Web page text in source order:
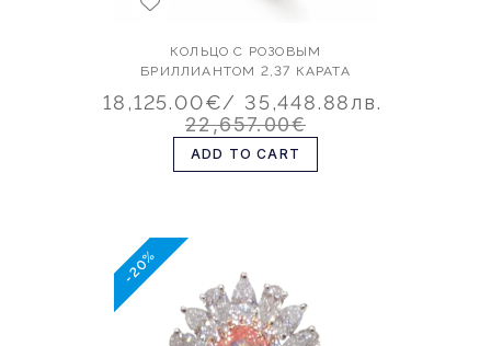
КОЛЬЦО С РОЗОВЫМ
БРИЛЛИАНТОМ 2,37 КАРАТА
18,125.00€/ 35,448.88лв.
22,657.00€
ADD TO CART
-20%